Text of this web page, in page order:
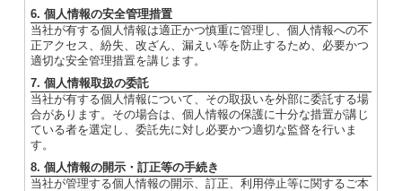
6. 個人情報の安全管理措置
当社が有する個人情報は適正かつ慎重に管理し、個人情報への不
正アクセス、紛失、改ざん、漏えい等を防止するため、必要かつ
適切な安全管理措置を講じます。
7. 個人情報取扱の委託
当社が有する個人情報について、その取扱いを外部に委託する場
合があります。その場合は、個人情報の保護に十分な措置が講じ
ている者を選定し、委託先に対し必要かつ適切な監督を行いま
す。
8. 個人情報の開示・訂正等の手続き
当社が管理する個人情報の開示、訂正、利用停止等に関するご本